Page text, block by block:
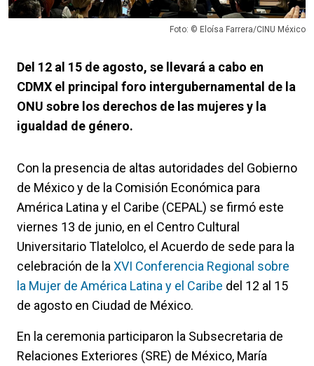
Foto: © Eloísa Farrera/CINU México
Del 12 al 15 de agosto, se llevará a cabo en
CDMX el principal foro intergubernamental de la
ONU sobre los derechos de las mujeres y la
igualdad de género.
Con la presencia de altas autoridades del Gobierno
de México y de la Comisión Económica para
América Latina y el Caribe (CEPAL) se firmó este
viernes 13 de junio, en el Centro Cultural
Universitario Tlatelolco, el Acuerdo de sede para la
celebración de la XVI Conferencia Regional sobre
la Mujer de América Latina y el Caribe del 12 al 15
de agosto en Ciudad de México.
En la ceremonia participaron la Subsecretaria de
Relaciones Exteriores (SRE) de México, María